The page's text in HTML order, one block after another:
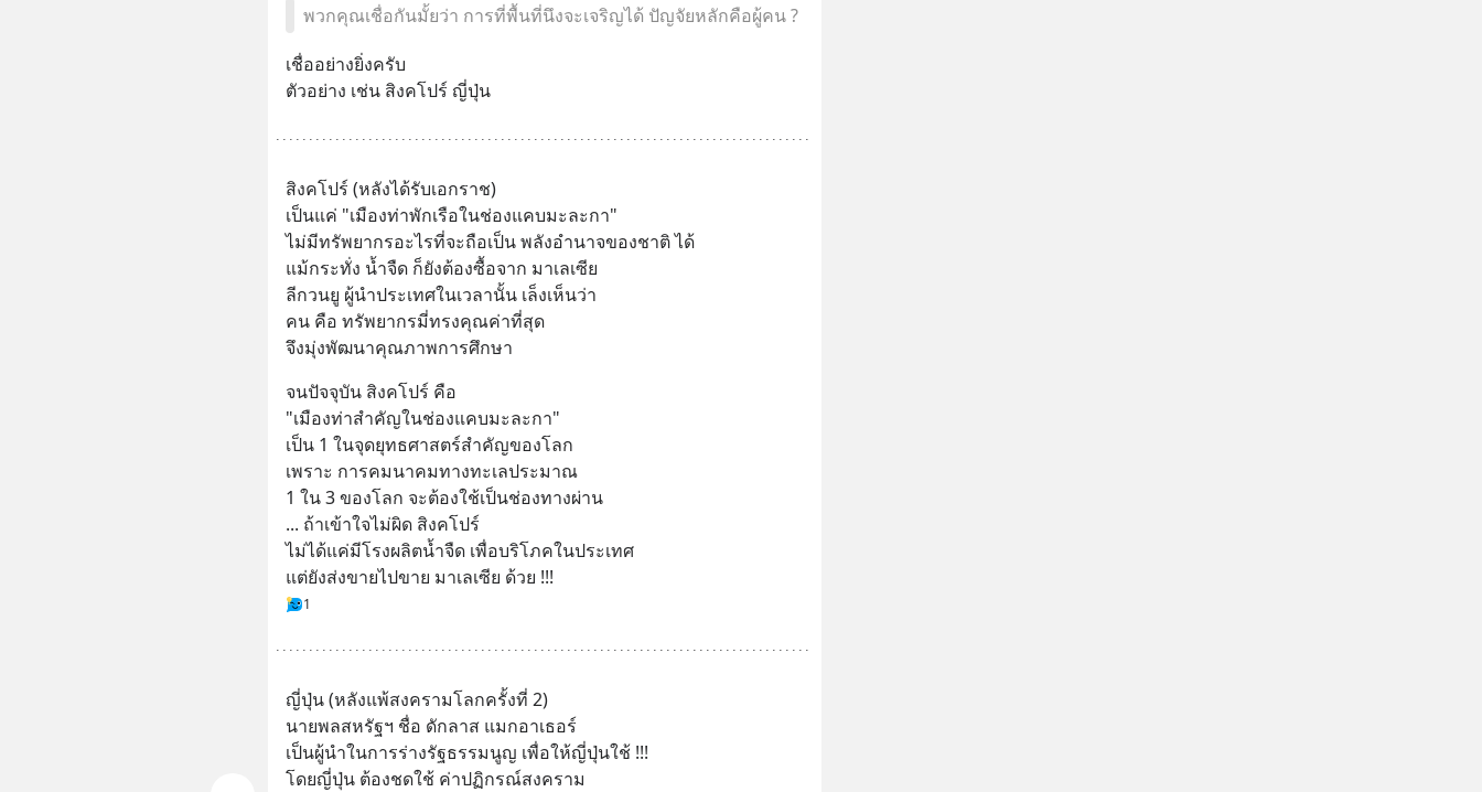
พวกคุณเชื่อกันมั้ยว่า การที่พื้นที่นึงจะเจริญได้ ปัญจัยหลักคือผู้คน ?
เชื่ออย่างยิ่งครับ
ตัวอย่าง เช่น สิงคโปร์ ญี่ปุ่น
สิงคโปร์ (หลังได้รับเอกราช)
เป็นแค่ "เมืองท่าพักเรือในช่องแคบมะละกา"
ไม่มีทรัพยากรอะไรที่จะถือเป็น พลังอำนาจของชาติ ได้
แม้กระทั่ง น้ำจืด ก็ยังต้องซื้อจาก มาเลเซีย
ลีกวนยู ผู้นำประเทศในเวลานั้น เล็งเห็นว่า
คน คือ ทรัพยากรมี่ทรงคุณค่าที่สุด
จึงมุ่งพัฒนาคุณภาพการศึกษา
จนปัจจุบัน สิงคโปร์ คือ
"เมืองท่าสำคัญในช่องแคบมะละกา"
เป็น 1 ในจุดยุทธศาสตร์สำคัญของโลก
เพราะ การคมนาคมทางทะเลประมาณ
1 ใน 3 ของโลก จะต้องใช้เป็นช่องทางผ่าน
... ถ้าเข้าใจไม่ผิด สิงคโปร์
ไม่ได้แค่มีโรงผลิตน้ำจืด เพื่อบริโภคในประเทศ
แต่ยังส่งขายไปขาย มาเลเซีย ด้วย !!!
1
ญี่ปุ่น (หลังแพ้สงครามโลกครั้งที่ 2)
นายพลสหรัฐฯ ชื่อ ดักลาส แมกอาเธอร์
เป็นผู้นำในการร่างรัฐธรรมนูญ เพื่อให้ญี่ปุ่นใช้ !!!
โดยญี่ปุ่น ต้องชดใช้ ค่าปฏิกรณ์สงคราม